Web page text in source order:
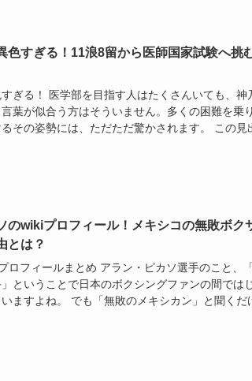
色すぎる！11浪8留から医師国家試験へ挑
ぎる！ 医学部を目指す人はたくさんいても、神
葉が似合う方はそういません。多くの困難を乗
その姿勢には、ただただ驚かされます。 この見
のwikiプロフィール！メキシコの無敗ボク
とは？
ロフィールまとめ アラン・ピカソ選手のこと、
ということで日本のボクシングファンの間では
ますよね。 でも「無敗のメキシカン」と聞くだ